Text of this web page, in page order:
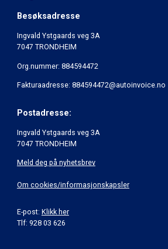
Besøksadresse
Ingvald Ystgaards veg 3A
7047 TRONDHEIM
Org.nummer: 884594472
Fakturaadresse: 884594472@autoinvoice.no
Postadresse:
Ingvald Ystgaards veg 3A
7047 TRONDHEIM
Meld deg på nyhetsbrev
Om cookies/informasjonskapsler
E-post: Klikk her
Tlf: 928 03 626